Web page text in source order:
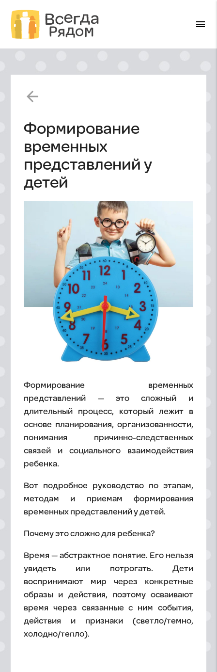
menu
arrow_back
Формирование
временных
представлений у
детей
Формирование временных
представлений — это сложный и
длительный процесс, который лежит в
основе планирования, организованности,
понимания причинно-следственных
связей и социального взаимодействия
ребенка.
Вот подробное руководство по этапам,
методам и приемам формирования
временных представлений у детей.
Почему это сложно для ребенка?
Время — абстрактное понятие. Его нельзя
увидеть или потрогать. Дети
воспринимают мир через конкретные
образы и действия, поэтому осваивают
время через связанные с ним события,
действия и признаки (светло/темно,
холодно/тепло).